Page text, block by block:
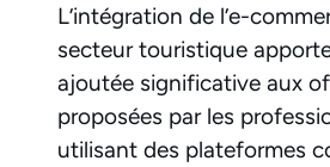
L’intégration de l’e-
secteur touristique
ajoutée significative aux
proposées par les
utilisant des plateformes